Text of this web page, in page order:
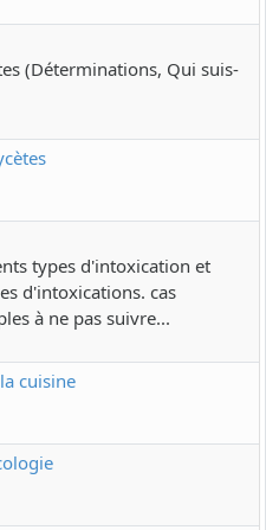
(Déterminations, Qui suis-
types d'intoxication et
d'intoxications. cas
à ne pas suivre...
cuisine